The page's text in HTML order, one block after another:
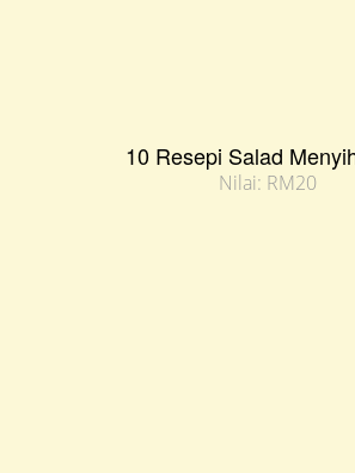
10 Resepi Salad
Nilai: RM20